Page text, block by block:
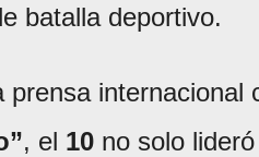
batalla deportivo.
prensa internacional
, el 10 no solo